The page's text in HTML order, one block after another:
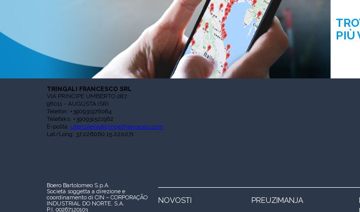
PIÙ
TRINGALI FRANCESCO SRL
VIA PRINCIPE UMBERTO 287
96011 - AUGUSTA (SR)
Telefon: +390931976084
Telefaks: +390931521962
E-pošta: utensileria@tringalifrancesco.com
Lat/Long: 37.226060,15.220271
Boero Bartolomeo S.p.A.
Società soggetta a direzione e
coordinamento di CIN – CORPORAÇÃO
INDUSTRIAL DO NORTE, S.A.
P.I. 00267120103
NOVOSTI PREUZIMANJA